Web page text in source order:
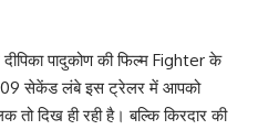
पादुकोण की फिल्म Fighter के
09 सेकेंड लंबे इस ट्रेलर में आपको
दिख ही रही है। बल्कि किरदार की